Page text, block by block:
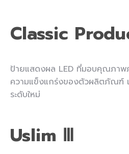
Classic
ป้ายแสดงผล LED ที่มอบคุณภาพ
ความแข็งแกร่งของตัวผลิตภัณฑ์
ระดับใหม่
Uslim Ⅲ